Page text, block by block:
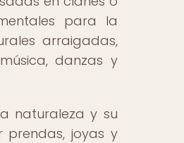
para la
arraigadas,
danzas y
naturaleza y su
prendas, joyas y